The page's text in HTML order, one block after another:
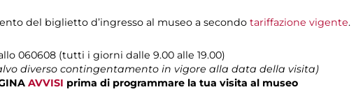
del biglietto d’ingresso al museo a secondo tariffazione vigente.
060608 (tutti i giorni dalle 9.00 alle 19.00)
diverso contingentamento in vigore alla data della visita)
AVVISI prima di programmare la tua visita al museo